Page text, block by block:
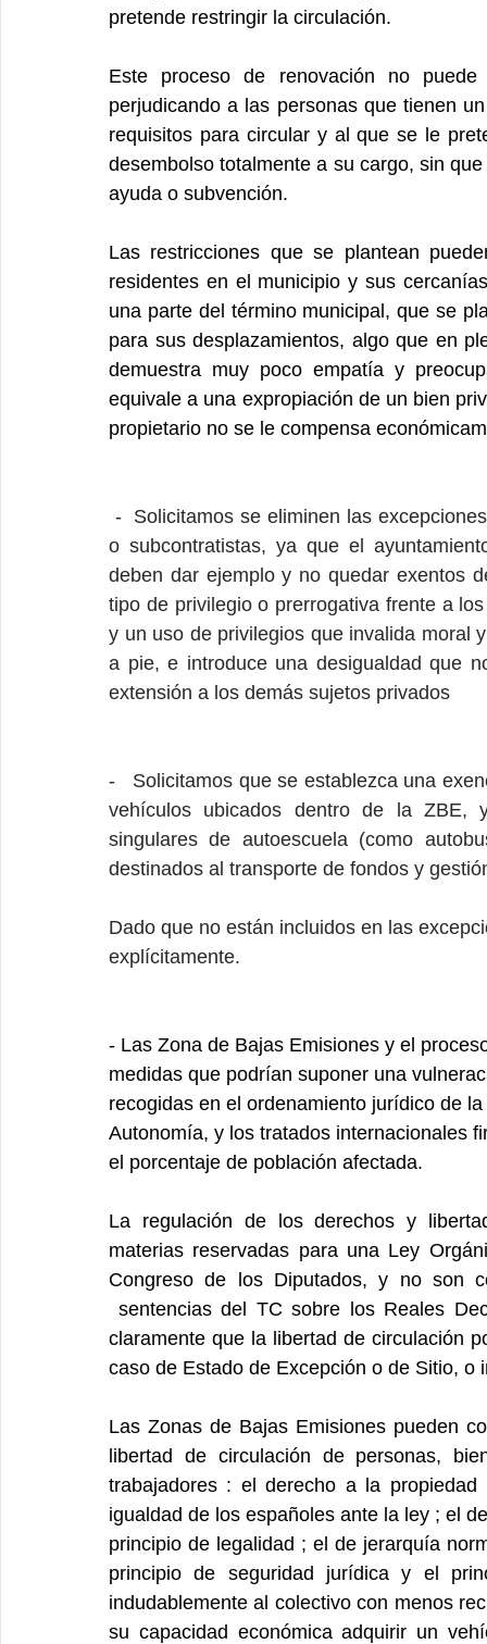
pretende restringir la circulación.
Este proceso de renovación no puede
perjudicando a las personas que tienen
requisitos para circular y al que se le
desembolso totalmente a su cargo, sin
ayuda o subvención.
Las restricciones que se plantean
residentes en el municipio y sus
una parte del término municipal, que se
para sus desplazamientos, algo que en
demuestra muy poco empatía y
equivale a una expropiación de un bien
propietario no se le compensa
o subcontratistas, ya que el
deben dar ejemplo y no quedar exentos
tipo de privilegio o prerrogativa frente a
y un uso de privilegios que invalida moral
a pie, e introduce una desigualdad que
extensión a los demás sujetos privados
-   Solicitamos que se establezca una
vehículos ubicados dentro de la ZBE,
singulares de autoescuela (como
destinados al transporte de fondos y
Dado que no están incluidos en las
explícitamente.
- Las Zona de Bajas Emisiones y el
medidas que podrían suponer una
recogidas en el ordenamiento jurídico de
Autonomía, y los tratados internacionales
el porcentaje de población afectada.
La regulación de los derechos y
materias reservadas para una Ley
Congreso de los Diputados, y no son
sentencias del TC sobre los Reales
claramente que la libertad de circulación
caso de Estado de Excepción o de Sitio, o
Las Zonas de Bajas Emisiones pueden
libertad de circulación de personas,
trabajadores : el derecho a la
igualdad de los españoles ante la ley ; el
principio de legalidad ; el de jerarquía
principio de seguridad jurídica y el
indudablemente al colectivo con menos
su capacidad económica adquirir un